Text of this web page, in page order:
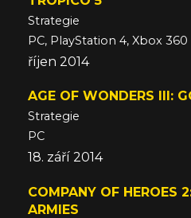
Strategie
PC, PlayStation 4, Xbox 360
říjen 2014
AGE OF WONDERS III:
Strategie
PC
18. září 2014
COMPANY OF HEROES
ARMIES